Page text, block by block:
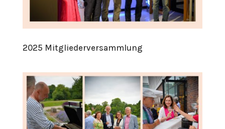
2025 Mitgliederversammlung